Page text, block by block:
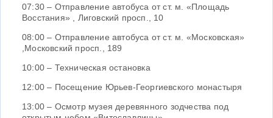
07:30 – Отправление автобуса от ст. м. «Площадь
Восстания» , Лиговский просп., 10
08:00 – Отправление автобуса от ст. м. «Московская»
,Московский просп., 189
10:00 – Техническая остановка
12:00 – Посещение Юрьев-Георгиевского монастыря
13:00 – Осмотр музея деревянного зодчества под